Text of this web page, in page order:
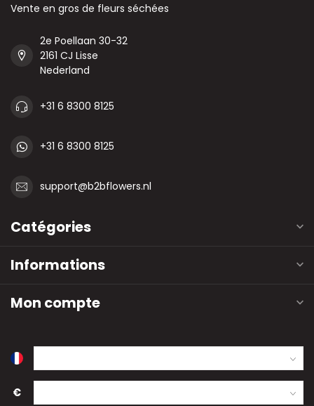
Vente en gros de fleurs séchées
2e Poellaan 30-32
2161 CJ Lisse
Nederland
+31 6 8300 8125
+31 6 8300 8125
support@b2bflowers.nl
Catégories
Informations
Mon compte
€